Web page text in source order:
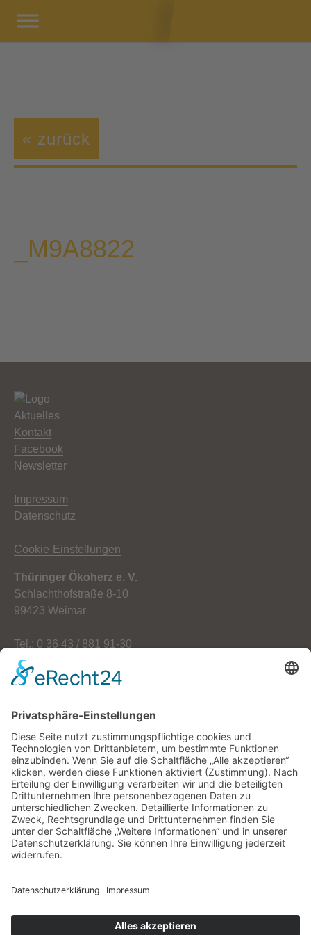
« zurück
_M9A8822
Aktuelles
Kontakt
Facebook
Newsletter
Impressum
Datenschutz
Cookie-Einstellungen
Thüringer Ökoherz e. V.
Schlachthofstraße 8-10
99423 Weimar
Tel.: 0 36 43 / 881 91-30
Fax: 0 36 43 / 881 91-59
E-Mail: info[at]oekoherz.de
Vereinsvorsitzende:
Maria Streitferdt
Suche
nach: